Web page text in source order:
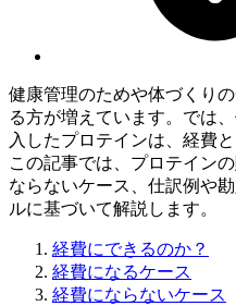
健康管理のためや体づくり
る方が増えています。では
入したプロテインは、経費
この記事では、プロテイン
ならないケース、仕訳例や
ルに基づいて解説します。
経費にできるのか？
経費になるケース
経費にならないケース